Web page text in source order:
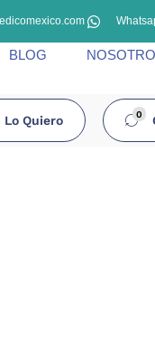
BLOG
Lo Quiero 0